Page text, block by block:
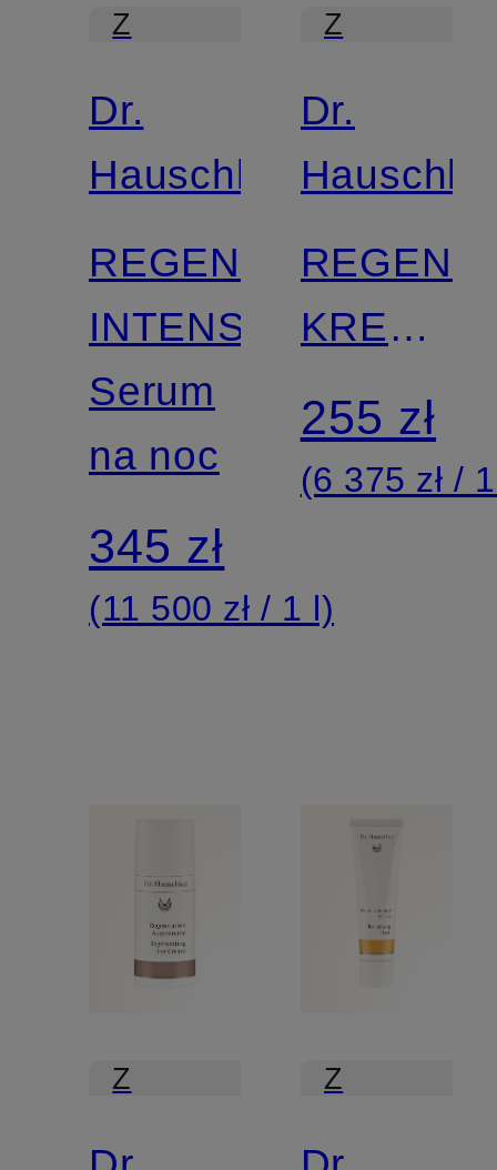
Z
Dr.
Hauschka
REGENERATION
INTENSIV
Serum
na noc
345 zł
(11 500 zł / 1 l)
Z
Dr.
Hauschka
KREM
NA
DZIEŃ
255 zł
(6 375 zł /
Z
Z